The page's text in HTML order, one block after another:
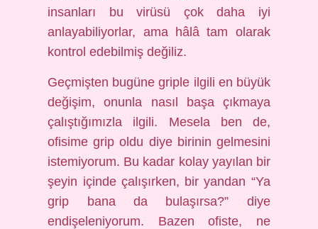
insanları bu virüsü çok daha iyi
anlayabiliyorlar, ama hâlâ tam olarak
kontrol edebilmiş değiliz.
Geçmişten bugüne griple ilgili en büyük
değişim, onunla nasıl başa çıkmaya
çalıştığımızla ilgili. Mesela ben de,
ofisime grip oldu diye birinin gelmesini
istemiyorum. Bu kadar kolay yayılan bir
şeyin içinde çalışırken, bir yandan “Ya
grip bana da bulaşırsa?” diye
endişeleniyorum. Bazen ofiste, ne